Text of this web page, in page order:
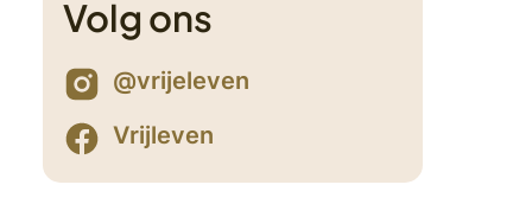
Volg ons
@vrijeleven
Vrijleven